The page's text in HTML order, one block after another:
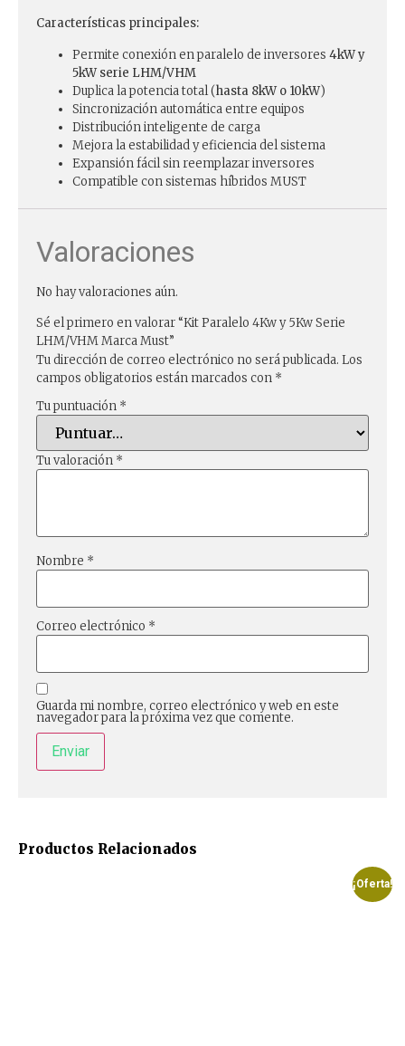
Productos Relacionados
¡Oferta!
Características principales:
Permite conexión en paralelo de inversores 4kW y
5kW serie LHM/VHM
Duplica la potencia total (hasta 8kW o 10kW)
Sincronización automática entre equipos
Distribución inteligente de carga
Mejora la estabilidad y eficiencia del sistema
Expansión fácil sin reemplazar inversores
Compatible con sistemas híbridos MUST
Valoraciones
No hay valoraciones aún.
Sé el primero en valorar “Kit Paralelo 4Kw y 5Kw Serie
LHM/VHM Marca Must”
Tu dirección de correo electrónico no será publicada. Los
campos obligatorios están marcados con *
Tu puntuación *
Tu valoración *
Nombre *
Correo electrónico *
Guarda mi nombre, correo electrónico y web en este
navegador para la próxima vez que comente.